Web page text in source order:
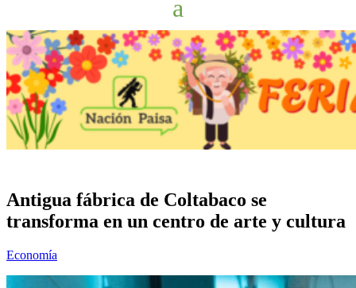
Antigua fábrica de Coltabaco se
transforma en un centro de arte y cultura
Economía